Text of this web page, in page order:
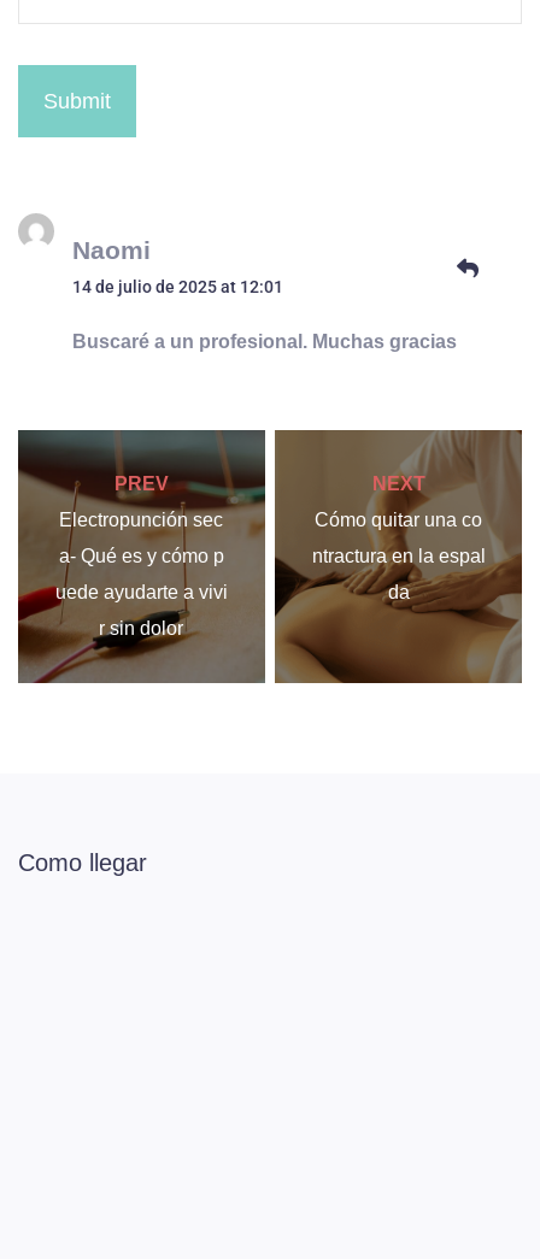
Submit
Naomi
14 de julio de 2025 at 12:01
Buscaré a un profesional. Muchas gracias
PREV
Electropunción sec
a- Qué es y cómo p
uede ayudarte a vivi
r sin dolor
NEXT
Cómo quitar una co
ntractura en la espal
da
Como llegar